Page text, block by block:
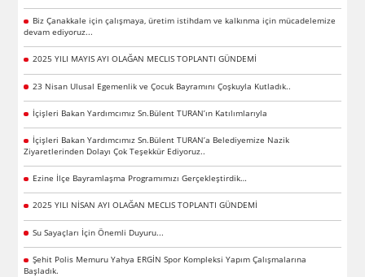
Biz Çanakkale için çalışmaya, üretim istihdam ve kalkınma için mücadelemize
devam ediyoruz...
2025 YILI MAYIS AYI OLAĞAN MECLIS TOPLANTI GÜNDEMİ
23 Nisan Ulusal Egemenlik ve Çocuk Bayramını Çoşkuyla Kutladık..
İçişleri Bakan Yardımcımız Sn.Bülent TURAN’ın Katılımlarıyla
İçişleri Bakan Yardımcımız Sn.Bülent TURAN’a Belediyemize Nazik
Ziyaretlerinden Dolayı Çok Teşekkür Ediyoruz..
Ezine İlçe Bayramlaşma Programımızı Gerçekleştirdik…
2025 YILI NİSAN AYI OLAĞAN MECLIS TOPLANTI GÜNDEMİ
Su Sayaçları İçin Önemli Duyuru...
Şehit Polis Memuru Yahya ERGİN Spor Kompleksi Yapım Çalışmalarına
Başladık.